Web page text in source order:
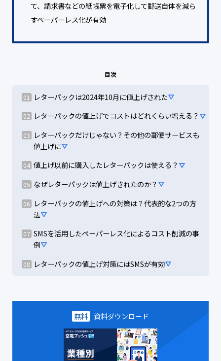
て、請求書などの紙帳票を電子化して郵送自体を減ら
すペーパーレス化が有効
目次
レターパックは2024年10月に値上げされた
レターパックの値上げでコストはどれくらい増える？
レターパックだけじゃない？その他の郵便サービスも
値上げに
値上げ以前に購入したレターパックは使える？
なぜレターパックは値上げされたのか？
レターパックの値上げへの対策は？代表的な2つの方
法
SMSを活用したペーパーレス化によるコスト削減の事
例
レターパックの値上げ対策にはSMSが有効
無料 資料ダウンロード